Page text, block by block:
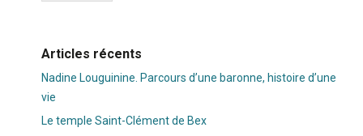
Articles récents
Nadine Louguinine. Parcours d’une baronne, histoire d’une
vie
Le temple Saint-Clément de Bex